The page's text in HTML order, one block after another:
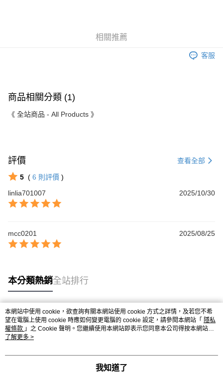
由本公司與您本人進行分期帳單所需資料之確認、核對及更正。
3.完整用戶服務條款，請詳閱以下連結：https://oppay.tw/userRule
https://netprotections.freshdesk.com/support/home
https://aftee.tw/terms/#terms3
「AFTEE先享後付」，若未經同意申辦者引起之損失，本公司不負相關責
５．嚴禁一人註冊多個帳號或使用他人資訊註冊。若發現惡意使用之情形，
恩沛科技股份有限公司將有權停止該用戶之使用額度並採取法律行動。
付款後7-11取貨
每筆NT$80，滿NT$1,680(含以上)免運費
離島宅配
每筆NT$100，滿NT$2,000(含以上)免運費
貨到付款
每筆NT$100，滿NT$2,000(含以上)免運費
國家/地區配送(新馬專屬)
相關推薦
客服
商品相關分類 (1)
《 全站商品 - All Products 》
評價 查看全部
5 ( 6 則評價 )
linlia701007
2025/10/30
mcc0201 2025/08/25
本分類熱銷全站排行
熱門標籤
本網站中使用 cookie，欲查詢有關本網站使用 cookie 方式之詳情，及若您不希
望在電腦上使用 cookie 時應如何變更電腦的 cookie 設定，請參閱本網站「 隱私
權條款 」之 Cookie 聲明。您繼續使用本網站即表示您同意本公司得按本網站使
用條款之 Cookie 聲明使用 cookie。
了解更多 >
我知道了